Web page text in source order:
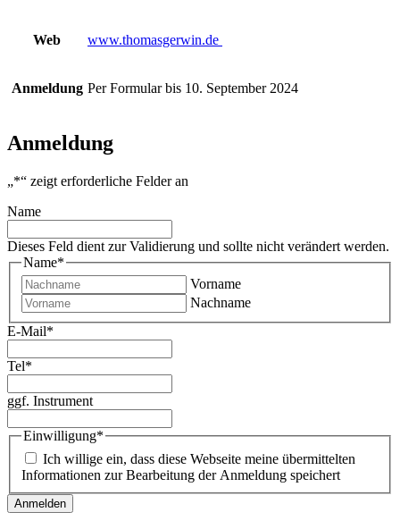
Web www.thomasgerwin.de
Anmeldung Per Formular bis 10. September 2024
Anmeldung
„*“ zeigt erforderliche Felder an
Name
Dieses Feld dient zur Validierung und sollte nicht verändert werden.
Name*
Vorname
Nachname
E-Mail*
Tel*
ggf. Instrument
Einwilligung*
Ich willige ein, dass diese Webseite meine übermittelten
Informationen zur Bearbeitung der Anmeldung speichert